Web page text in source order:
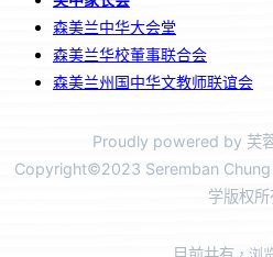
森美兰中华大会堂
森美兰华校董事联合会
森美兰州国中华文教师联谊会
Proudly powered by 芙
Copyright©2023 Seremban Chung
学版权所